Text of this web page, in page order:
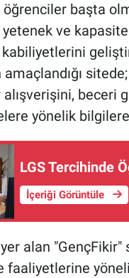
öğrenciler başta
ve
beceri
yönelik
LGS Tercihinde
İçeriği Görüntüle
alan
faaliyetlerine